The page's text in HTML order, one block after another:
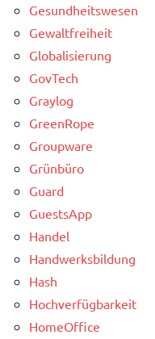
Gesundheitswesen
Gewaltfreiheit
Globalisierung
GovTech
Graylog
GreenRope
Groupware
Grünbüro
Guard
GuestsApp
Handel
Handwerksbildung
Hash
Hochverfügbarkeit
HomeOffice